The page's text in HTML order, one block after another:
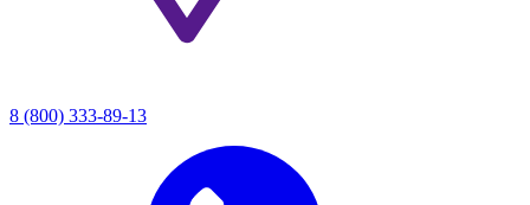
8 (800) 333-89-13